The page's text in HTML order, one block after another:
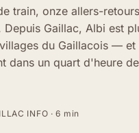
train, onze allers-
Depuis Gaillac, Albi est
du Gaillacois — et
dans un quart d'heure
INFO ·6 min